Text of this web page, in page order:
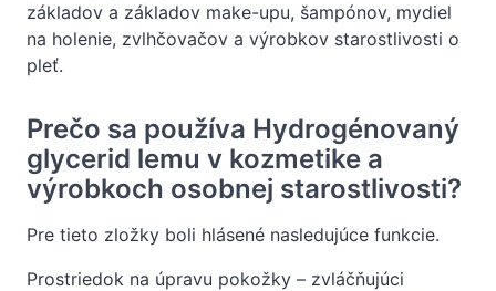
základov a základov make-upu, šampónov, mydiel
na holenie, zvlhčovačov a výrobkov starostlivosti o
pleť.
Prečo sa používa Hydrogénovaný
glycerid lemu v kozmetike a
výrobkoch osobnej starostlivosti?
Pre tieto zložky boli hlásené nasledujúce funkcie.
Prostriedok na úpravu pokožky – zvláčňujúci